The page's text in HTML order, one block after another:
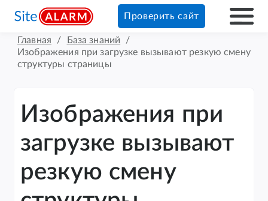
Проверить сайт
Главная / База знаний
/
Изображения при загрузке вызывают резкую смену
структуры страницы
Изображения при
загрузке вызывают
резкую смену